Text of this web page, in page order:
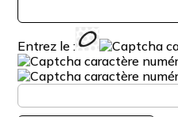
Entrez le :